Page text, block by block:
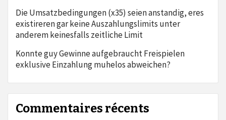
Die Umsatzbedingungen (x35) seien anstandig, eres
existireren gar keine Auszahlungslimits unter
anderem keinesfalls zeitliche Limit
Konnte guy Gewinne aufgebraucht Freispielen
exklusive Einzahlung muhelos abweichen?
Commentaires récents